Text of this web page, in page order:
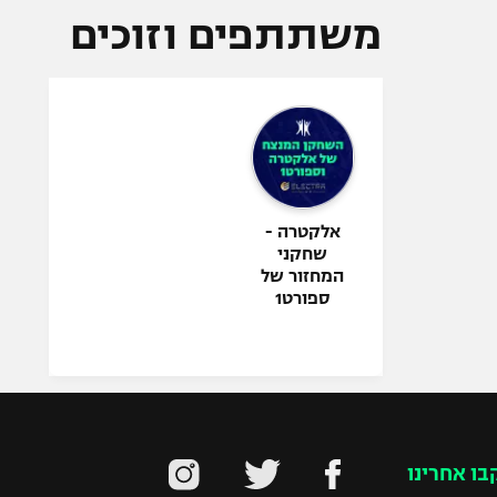
משתתפים וזוכים
אלקטרה -
שחקני
המחזור של
ספורט1
אחרינו